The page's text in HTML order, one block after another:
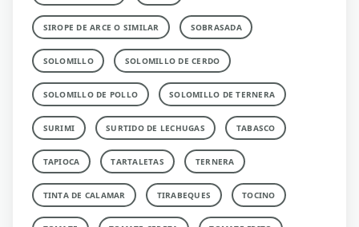
SIROPE DE ARCE O SIMILAR SOBRASADA
SOLOMILLO SOLOMILLO DE CERDO
SOLOMILLO DE POLLO SOLOMILLO DE TERNERA
SURIMI SURTIDO DE LECHUGAS TABASCO
TAPIOCA TARTALETAS TERNERA
TINTA DE CALAMAR TIRABEQUES TOCINO